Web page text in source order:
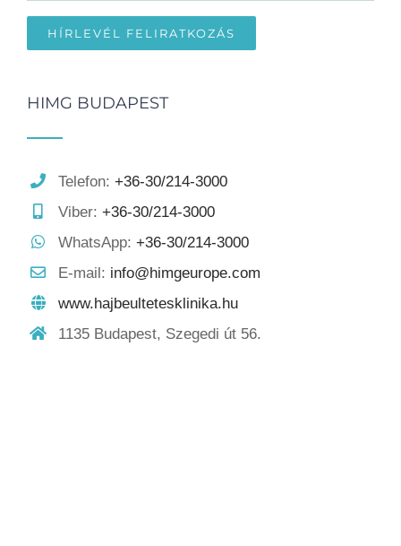
HIMG BUDAPEST
Telefon: +36-30/214-3000
Viber: +36-30/214-3000
WhatsApp: +36-30/214-3000
E-mail: info@himgeurope.com
www.hajbeultetesklinika.hu
1135 Budapest, Szegedi út 56.